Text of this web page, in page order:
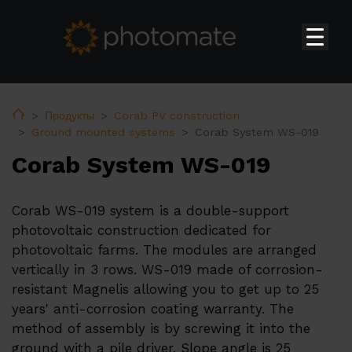
HomeПродукты
Corab PV construction
Ground mounted systems
Corab System WS-019
Corab System WS-019
Corab WS-019 system is a double-support
photovoltaic construction dedicated for
photovoltaic farms. The modules are arranged
vertically in 3 rows. WS-019 made of corrosion-
resistant Magnelis allowing you to get up to 25
years' anti-corrosion coating warranty. The
method of assembly is by screwing it into the
ground with a pile driver. Slope angle is 25
Продукты
Бытовые инверторы Huawei
Инверторы Huawei коммерческого и промышленного
Системы накопления энергии Huawei
Трансформаторные подстанции Huawei
Аксессуары Huawei
Зарядные устройства Huawei для электромобилей
PV constructions